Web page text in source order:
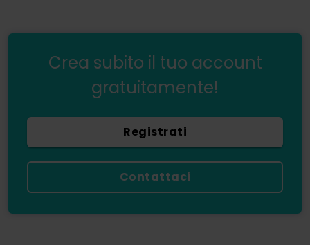
Crea subito il tuo account
gratuitamente!
Registrati
Contattaci